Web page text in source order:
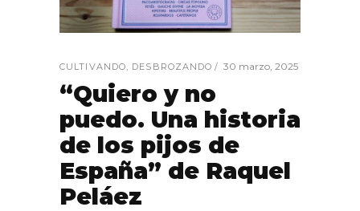
CULTIVANDO, DESBROZANDO 30 marzo, 2025
“Quiero y no
puedo. Una historia
de los pijos de
España” de Raquel
Peláez